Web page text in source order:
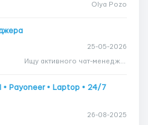
Olya Pozo
25-05-2026
• Payoneer • Laptop • 24/7
26-08-2025